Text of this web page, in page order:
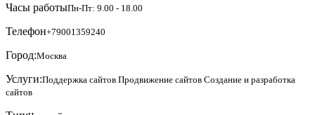
Часы работыПн-Пт: 9.00 - 18.00
Телефон+79001359240
Город:Москва
Услуги:Поддержка сайтов Продвижение сайтов Создание и разработка
сайтов